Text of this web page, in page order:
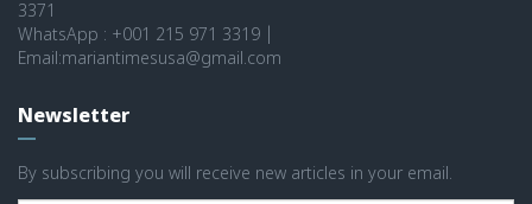
3371
WhatsApp : +001 215 971 3319 |
Email:mariantimesusa@gmail.com
Newsletter
By subscribing you will receive new articles in your email.